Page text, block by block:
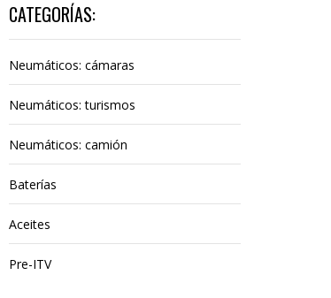
CATEGORÍAS:
Neumáticos: cámaras
Neumáticos: turismos
Neumáticos: camión
Baterías
Aceites
Pre-ITV